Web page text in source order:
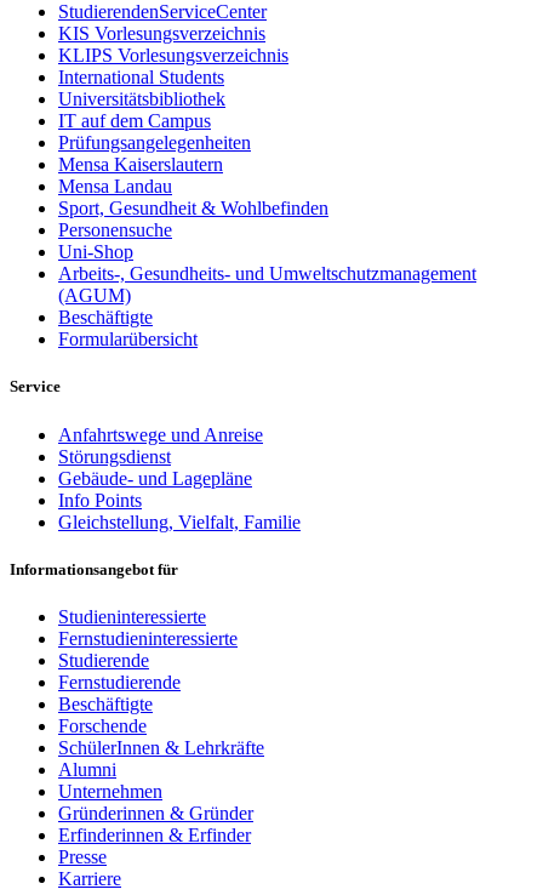
StudierendenServiceCenter
KIS Vorlesungsverzeichnis
KLIPS Vorlesungsverzeichnis
International Students
Universitätsbibliothek
IT auf dem Campus
Prüfungsangelegenheiten
Mensa Kaiserslautern
Mensa Landau
Sport, Gesundheit & Wohlbefinden
Personensuche
Uni-Shop
Arbeits-, Gesundheits- und Umweltschutzmanagement
(AGUM)
Beschäftigte
Formularübersicht
Service
Anfahrtswege und Anreise
Störungsdienst
Gebäude- und Lagepläne
Info Points
Gleichstellung, Vielfalt, Familie
Informationsangebot für
Studieninteressierte
Fernstudieninteressierte
Studierende
Fernstudierende
Beschäftigte
Forschende
SchülerInnen & Lehrkräfte
Alumni
Unternehmen
Gründerinnen & Gründer
Erfinderinnen & Erfinder
Presse
Karriere